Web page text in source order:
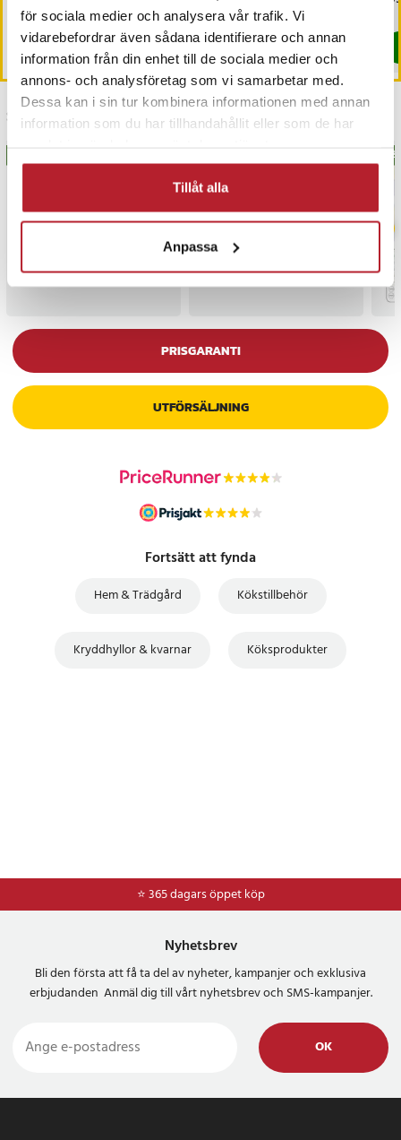
för sociala medier och analysera vår trafik. Vi
vidarebefordrar även sådana identifierare och annan
information från din enhet till de sociala medier och
annons- och analysföretag som vi samarbetar med.
Dessa kan i sin tur kombinera informationen med annan
information som du har tillhandahållit eller som de har
Tillåt alla
Anpassa
49 krTidigare pris:129 kr
I lager, levereras inom 1-2 vardagar
Köp
109 krTidigare pris:
I lager, levereras inom 1-2 vardagar
Senast besökta
PRISGARANTI
UTFÖRSÄLJNING
Fortsätt att fynda
Hem & Trädgård Kökstillbehör
Kryddhyllor & kvarnar Köksprodukter
⭐ 365 dagars öppet köp
⭐Frakt 49kr *
Nyhetsbrev
Bli den första att få ta del av nyheter, kampanjer och exklusiva
erbjudanden Anmäl dig till vårt nyhetsbrev och SMS-kampanjer.
OK